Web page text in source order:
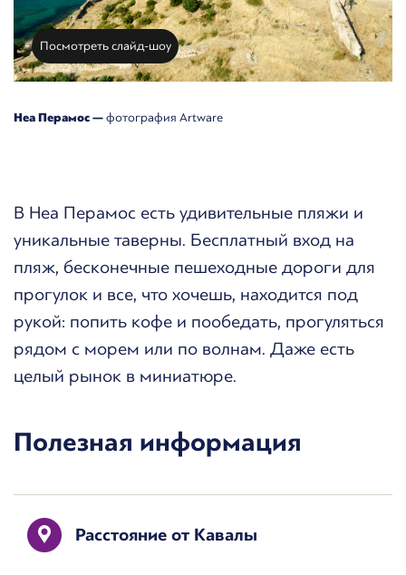
Посмотреть слайд-шоу
Неа Перамос — фотография Artware
В Неа Перамос есть удивительные пляжи и
уникальные таверны. Бесплатный вход на
пляж, бесконечные пешеходные дороги для
прогулок и все, что хочешь, находится под
рукой: попить кофе и пообедать, прогуляться
рядом с морем или по волнам. Даже есть
целый рынок в миниатюре.
Полезная информация
Расстояние от Кавалы